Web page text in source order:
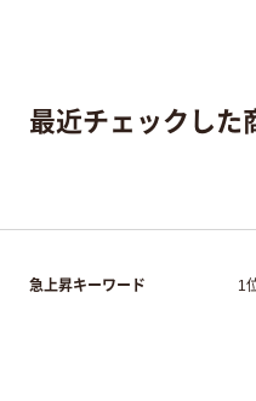
最近チェックした
急上昇キーワード 1